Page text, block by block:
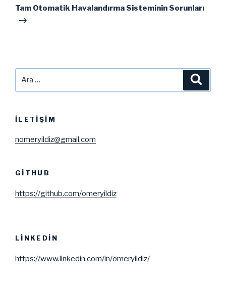
Yazı
Tam Otomatik Havalandırma Sisteminin Sorunları
İLETIŞIM
nomeryildiz@gmail.com
GITHUB
https://github.com/omeryildiz
LINKEDIN
https://www.linkedin.com/in/omeryildiz/